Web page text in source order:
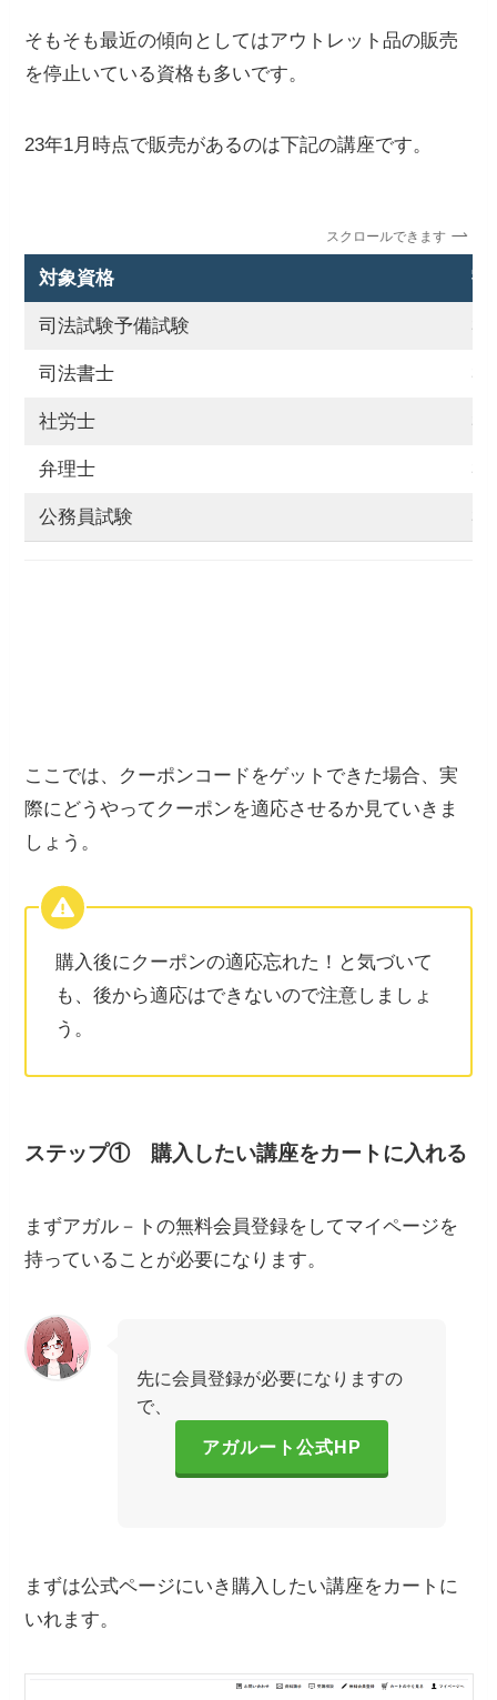
そもそも最近の傾向としてはアウトレット品の販売
を停止いている資格も多いです。
23年1月時点で販売があるのは下記の講座です。
スクロールできます
対象資格 割
司法試験予備試験 30
司法書士 30
社労士 30
弁理士 30
公務員試験 30
ここでは、クーポンコードをゲットできた場合、実
際にどうやってクーポンを適応させるか見ていきま
しょう。
購入後にクーポンの適応忘れた！と気づいて
も、後から適応はできないので注意しましょ
う。
ステップ①購入したい講座をカートに入れる
まずアガル－トの無料会員登録をしてマイページを
持っていることが必要になります。
先に会員登録が必要になりますの
で、
アガルート公式HP
まずは公式ページにいき購入したい講座をカートに
いれます。